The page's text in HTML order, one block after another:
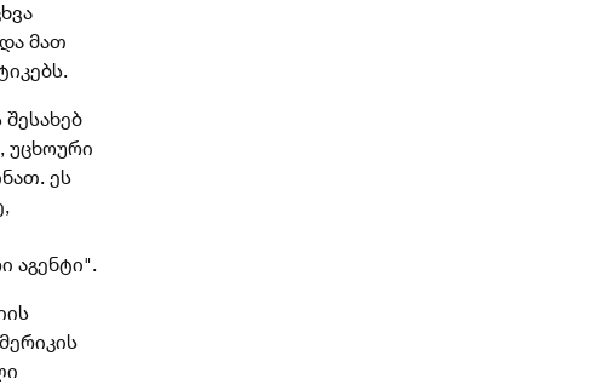
მათ
უცხოური
ეს
აგენტი".